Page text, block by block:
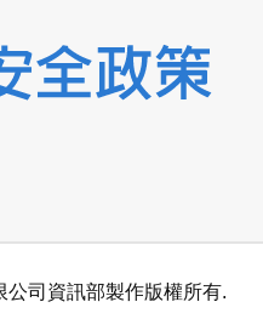
司資訊部製作版權所有.